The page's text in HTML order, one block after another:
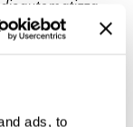
ads, to
oggetto.
la pulsione.